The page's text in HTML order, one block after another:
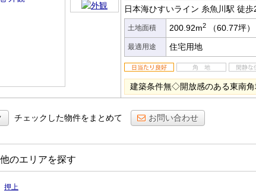
日本海ひすいライン 糸魚川駅 徒歩
土地面積 200.92m2 （60.77坪）
最適用途 住宅用地
建築条件無◇開放感のある東南
チェックした物件をまとめて お問い合わせ
のエリアを探す
押上